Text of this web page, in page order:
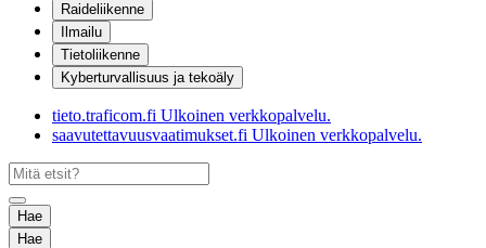
Raideliikenne
Ilmailu
Tietoliikenne
Kyberturvallisuus ja tekoäly
tieto.traficom.fi Ulkoinen verkkopalvelu.
saavutettavuusvaatimukset.fi Ulkoinen verkkopalvelu.
Hae
Hae